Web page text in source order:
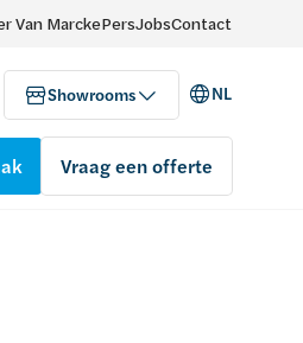
Van MarckePersJobsContact
Showrooms NL
Vraag een offerte